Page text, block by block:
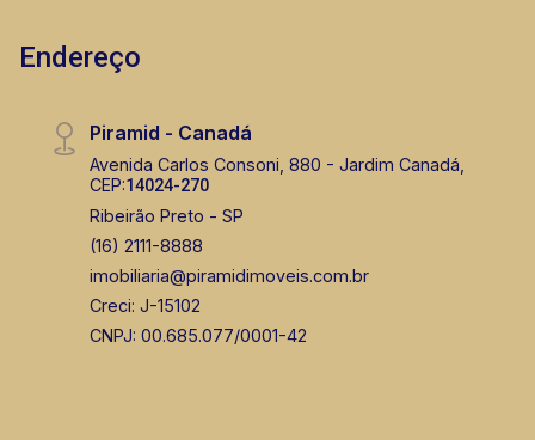
Endereço
Piramid - Canadá
Avenida Carlos Consoni, 880 - Jardim Canadá,
CEP:14024-270
Ribeirão Preto - SP
(16) 2111-8888
imobiliaria@piramidimoveis.com.br
Creci: J-15102
CNPJ: 00.685.077/0001-42